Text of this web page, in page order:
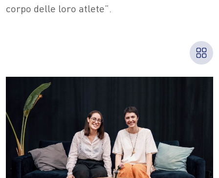
corpo delle loro atlete”.